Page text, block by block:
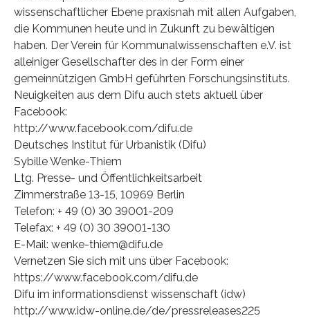
wissenschaftlicher Ebene praxisnah mit allen Aufgaben,
die Kommunen heute und in Zukunft zu bewältigen
haben. Der Verein für Kommunalwissenschaften e.V. ist
alleiniger Gesellschafter des in der Form einer
gemeinnützigen GmbH geführten Forschungsinstituts.
Neuigkeiten aus dem Difu auch stets aktuell über
Facebook:
http://www.facebook.com/difu.de
Deutsches Institut für Urbanistik (Difu)
Sybille Wenke-Thiem
Ltg. Presse- und Öffentlichkeitsarbeit
Zimmerstraße 13-15, 10969 Berlin
Telefon: + 49 (0) 30 39001-209
Telefax: + 49 (0) 30 39001-130
E-Mail: wenke-thiem@difu.de
Vernetzen Sie sich mit uns über Facebook:
https://www.facebook.com/difu.de
Difu im informationsdienst wissenschaft (idw)
http://www.idw-online.de/de/pressreleases225